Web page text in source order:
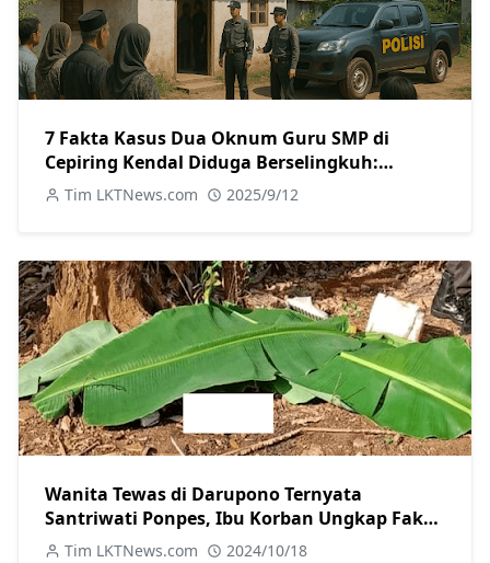
7 Fakta Kasus Dua Oknum Guru SMP di
Cepiring Kendal Diduga Berselingkuh:
Kronologi, Pengakuan, hingga Sanksi
Tim LKTNews.com 2025/9/12
Wanita Tewas di Darupono Ternyata
Santriwati Ponpes, Ibu Korban Ungkap Fakta
Baru tentang Motif Pelaku
Tim LKTNews.com 2024/10/18